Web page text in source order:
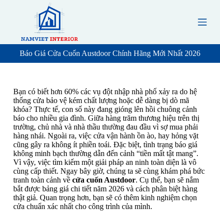
t
c
n
Báo Giá Cửa Cuốn Austdoor Chính Hãng Mới Nhất 2026
Bạn có biết hơn 60% các vụ đột nhập nhà phố xảy ra do hệ
thống cửa bảo vệ kém chất lượng hoặc dễ dàng bị dò mã
khóa? Thực tế, con số này đang gióng lên hồi chuông cảnh
báo cho nhiều gia đình. Giữa hàng trăm thương hiệu trên thị
trường, chủ nhà và nhà thầu thường đau đầu vì sợ mua phải
hàng nhái. Ngoài ra, việc cửa vận hành ồn ào, hay hỏng vặt
cũng gây ra không ít phiền toái. Đặc biệt, tình trạng báo giá
không minh bạch thường dẫn đến cảnh “tiền mất tật mang”.
Vì vậy, việc tìm kiếm một giải pháp an ninh toàn diện là vô
cùng cấp thiết. Ngay bây giờ, chúng ta sẽ cùng khám phá bức
tranh toàn cảnh về cửa cuốn Austdoor. Cụ thể, bạn sẽ nắm
bắt được bảng giá chi tiết năm 2026 và cách phân biệt hàng
thật giả. Quan trọng hơn, bạn sẽ có thêm kinh nghiệm chọn
cửa chuẩn xác nhất cho công trình của mình.